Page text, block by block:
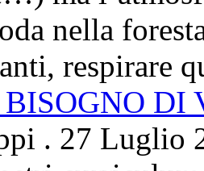
nella
respirare
DI
. 27 Luglio